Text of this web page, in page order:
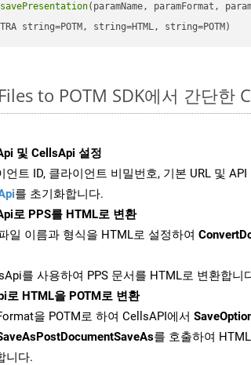
savePresentation(paramName, paramFormat,
string=POTM, string=HTML, string=POTM)
to POTM SDK에서 간단한
및 CellsApi 설정
언트 ID, 클라이언트 비밀번호, 기본 URL 및 API
를 초기화합니다.
로 PPS를 HTML로 변환
일 이름과 형식을 HTML로 설정하여
를 사용하여 PPS 문서를 HTML로 변환합니
로 HTML을 POTM로 변환
을 POTM로 하여 CellsAPI에서
를 호출하여
니다.